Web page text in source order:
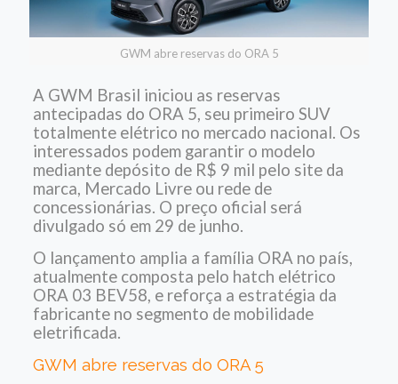
GWM abre reservas do ORA 5
A GWM Brasil iniciou as reservas
antecipadas do ORA 5, seu primeiro SUV
totalmente elétrico no mercado nacional. Os
interessados podem garantir o modelo
mediante depósito de R$ 9 mil pelo site da
marca, Mercado Livre ou rede de
concessionárias. O preço oficial será
divulgado só em 29 de junho.
O lançamento amplia a família ORA no país,
atualmente composta pelo hatch elétrico
ORA 03 BEV58, e reforça a estratégia da
fabricante no segmento de mobilidade
eletrificada.
GWM abre reservas do ORA 5